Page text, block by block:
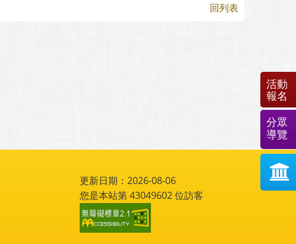
回列表
更新日期：2026-08-06
您是本站第43049602位訪客
活動
報名
分眾
導覽